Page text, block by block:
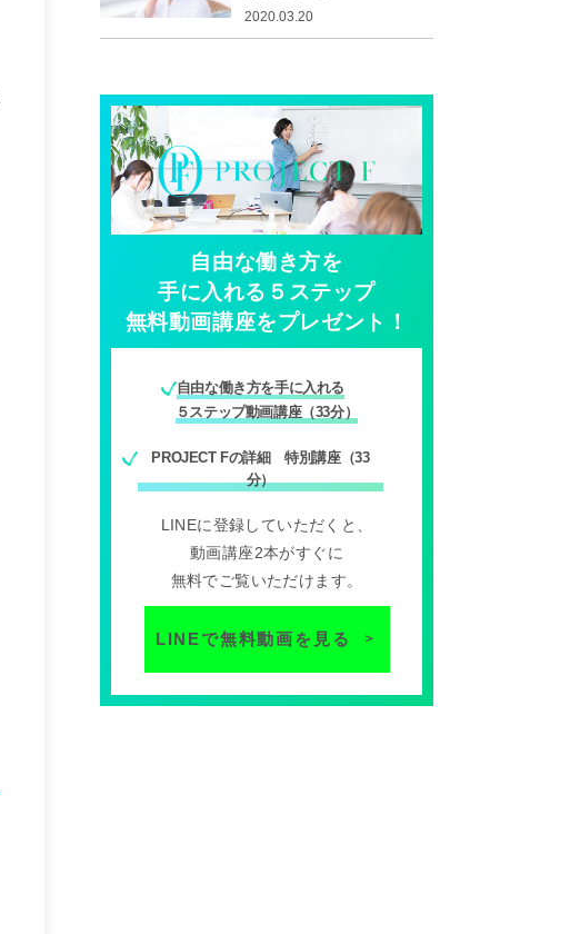
2020.03.20
自由な働き方を
手に入れる５ステップ
無料動画講座をプレゼント！
自由な働き方を手に入れる
５ステップ動画講座（33分）
PROJECT Fの詳細 特別講座（33
分）
LINEに登録していただくと、
動画講座2本がすぐに
無料でご覧いただけます。
LINEで無料動画を見る ＞